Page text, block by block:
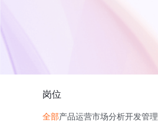
岗位
全部产品运营市场分析开发管理